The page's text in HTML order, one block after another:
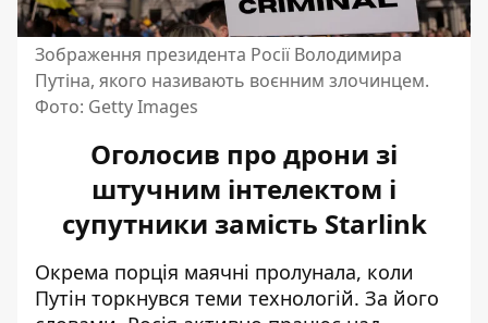
Зображення президента Росії Володимира
Путіна, якого називають воєнним злочинцем.
Фото: Getty Images
Оголосив про дрони зі
штучним інтелектом і
супутники замість Starlink
Окрема порція маячні пролунала, коли
Путін торкнувся теми технологій. За його